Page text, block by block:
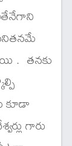
. తనకు
కూడా
గారు